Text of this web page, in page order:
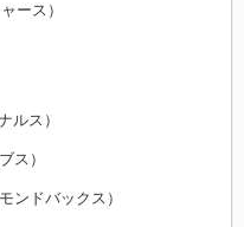
ス）
ルス）
）
ドバックス）